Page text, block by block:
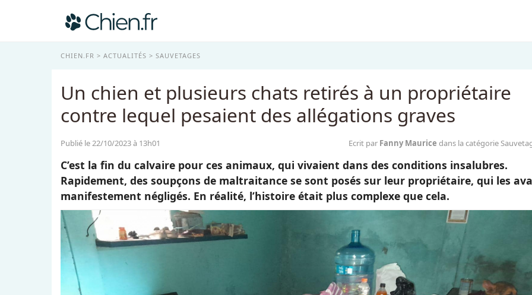
CHIEN.FR ACTUALITÉS SAUVETAGES
Un chien et plusieurs chats retirés à un propriétaire
contre lequel pesaient des allégations graves
Publié le 22/10/2023 à 13h01 Ecrit par Fanny Maurice dans la catégorie
C’est la fin du calvaire pour ces animaux, qui vivaient dans des conditions insalubres.
Rapidement, des soupçons de maltraitance se sont posés sur leur propriétaire, qui les
manifestement négligés. En réalité, l’histoire était plus complexe que cela.